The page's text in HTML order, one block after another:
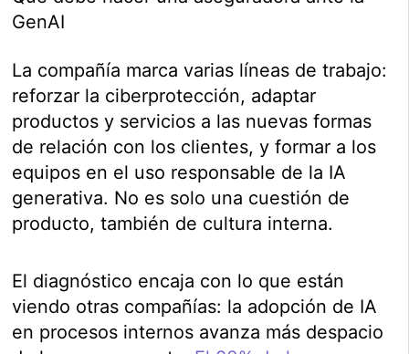
GenAI
La compañía marca varias líneas de trabajo:
reforzar la ciberprotección, adaptar
productos y servicios a las nuevas formas
de relación con los clientes, y formar a los
equipos en el uso responsable de la IA
generativa. No es solo una cuestión de
producto, también de cultura interna.
El diagnóstico encaja con lo que están
viendo otras compañías: la adopción de IA
en procesos internos avanza más despacio